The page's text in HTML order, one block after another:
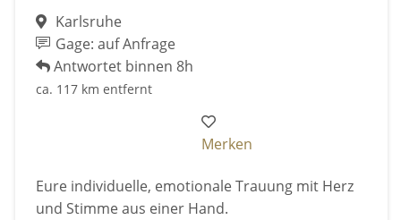
Karlsruhe
Gage: auf Anfrage
Antwortet binnen 8h
ca. 117 km entfernt
Merken
Eure individuelle, emotionale Trauung mit Herz
und Stimme aus einer Hand.